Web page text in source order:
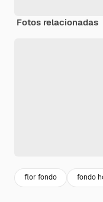
Fotos relacionadas
flor fondo fondo